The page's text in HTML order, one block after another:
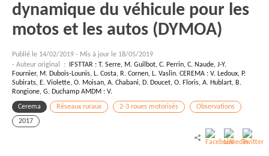
dynamique du véhicule pour les
motos et les autos (DYMOA)
Publié le 14/02/2019 - Mis à jour le 18/05/2019
- Auteur original :
IFSTTAR : T. Serre, M. Guilbot, C. Perrin, C. Naude, J-Y.
Fournier, M. Dubois-Lounis, L. Costa, R. Cornen, L. Vaslin. CEREMA : V. Ledoux, P.
Subirats, E. Violette, O. Moisan, A. Chabani, D. Doucet, O. Floris, A. Hublart, B.
Rongione, G. Duchamp AMDM : V.
Cerema Réseaux ruraux 2-3 roues motorisés
Observations
2017